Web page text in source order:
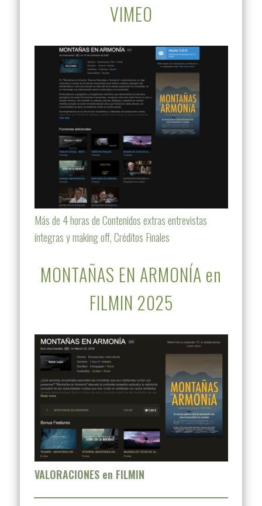
VIMEO
Más de 4 horas de Contenidos extras entrevistas
íntegras y making off, Créditos Finales
MONTAÑAS EN ARMONÍA en
FILMIN 2025
VALORACIONES en FILMIN